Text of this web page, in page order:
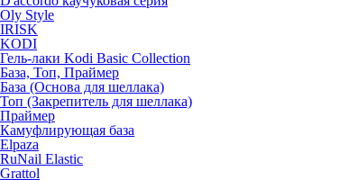
Oly Style
IRISK
KODI
Гель-лаки Kodi Basic Collection
База, Топ, Праймер
База (Основа для шеллака)
Топ (Закрепитель для шеллака)
Праймер
Камуфлирующая база
Elpaza
RuNail Elastic
Grattol